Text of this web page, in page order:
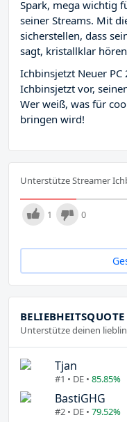
Spark, mega wichtig
seiner Streams. Mit
sicherstellen, dass
sagt, kristallklar
Ichbinsjetzt Neuer
Ichbinsjetzt vor,
Wer weiß, was für
bringen wird!
Unterstütze Streamer
1 0
BELIEBHEITSQUOTE
Unterstütze deinen
Tjan
#1 • DE • 85.85%
BastiGHG
#2 • DE • 79.52%